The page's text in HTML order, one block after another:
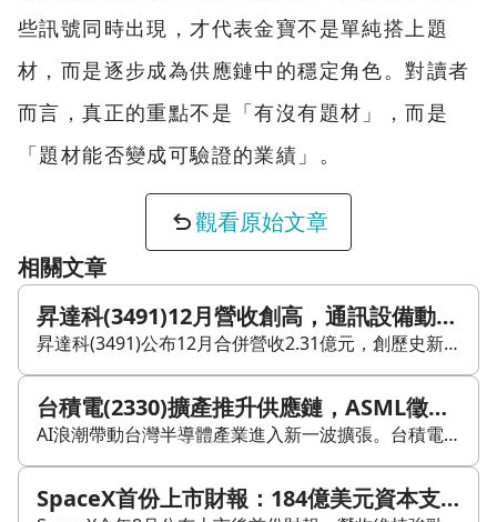
些訊號同時出現，才代表金寶不是單純搭上題
材，而是逐步成為供應鏈中的穩定角色。對讀者
而言，真正的重點不是「有沒有題材」，而是
「題材能否變成可驗證的業績」。
觀看原始文章
相關文章
昇達科(3491)12月營收創高，通訊設備動能延續到全年？
昇達科(3491)公布12月合併營收2.31億元，創歷史新高，月增19.64%、年增56.21%，呈現明顯成長。累計2024年1月至12月營收約23.35億元，年增47.3%，全年表現同樣強勁。 法人機構平均預估年度稅後純益5.59億元，較上月預估調降0.71%，預估EPS落在8.29至9.25元之間。整體來看，市場對昇達科(3491)後續獲利表現仍持續關注，重點在營收高成長能否進一步反映到獲利端。
台積電(2330)擴產推升供應鏈，ASML徵才千人與台灣半導體人才缺口同步浮現
AI浪潮帶動台灣半導體產業進入新一波擴張。台積電(2330)2奈米廠邁入量產，並調高2026年資本支出至最高640億美元，推升設備供應鏈需求。微影設備龍頭ASML為支援客戶晶圓廠裝機與產能維運，打破原定招募計畫，今年在台徵才規模將擴大至1000人以上。 但產能急速擴張也讓人才供給面臨壓力。國研院半導體中心指出，本土人力池已接近極限，台積電(2330)、聯發科(2454)等大廠也開始放寬徵才標準。為強化先進研發留在台灣，產學界正透過碩博士高階人才培育與「歐洲青年半導體訓練計畫」等國際合作，建立學位、實習到就業的一條龍培育模式，以延攬海外人才。 除晶圓製造與設備端外，這波熱潮也擴散至其他科技板塊。受惠於記憶體價格上漲，顯示卡迎來漲價潮，帶動板卡廠平均出貨單價提升；半導體設備廠印能科技(7734)也積極卡位，預估今年營收倍增且產能持續擴充。整體來看，台灣半導體與科技供應鏈正透過產能建置與全球人才布局，回應AI與高效能運算帶來的變化。
SpaceX首份上市財報：184億美元資本支出壓過營收成長，AI投資回收速度受檢驗